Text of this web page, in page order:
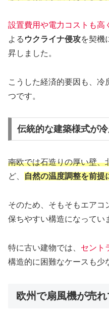
設置費用や電力コストも高
よる ウクライナ侵攻を契機
昇しました。
こうした経済的要因も、冷
つです。
伝統的な建築様式が
南欧では石造りの厚い壁、
ど、
自然の温度調整を前提
そのため、そもそもエアコ
保ちやすい構造になってい
特に古い建物では、 セント
構造的に困難なケースも少
欧州で扇風機が売